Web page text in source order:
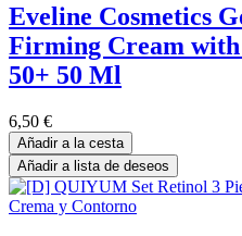
Eveline Cosmetics
Firming Cream
50+ 50 Ml
6,50 €
Añadir a la cesta
Añadir a lista de deseos